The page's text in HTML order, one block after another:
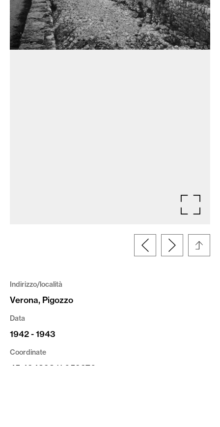
Indirizzo/località
Verona, Pigozzo
Data
1942 - 1943
Coordinate
45.494898,11.059270